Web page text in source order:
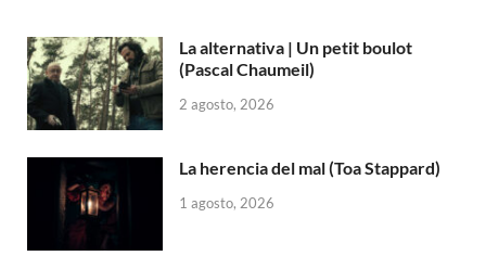
La alternativa | Un petit boulot
(Pascal Chaumeil)
2 agosto, 2026
La herencia del mal (Toa Stappard)
1 agosto, 2026